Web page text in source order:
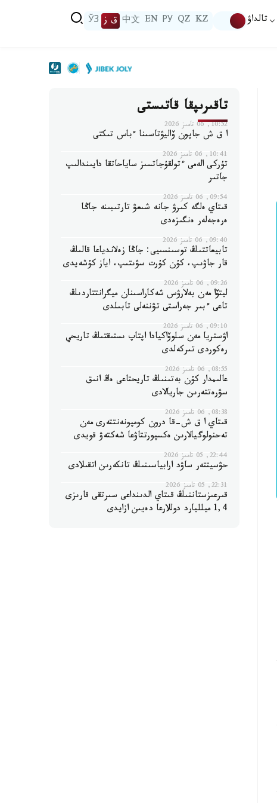
تالداۋ KZ
QZ
РУ
EN
中文 ق ز ЎЗ
تاقىرىپقا قاتىستى
10:52, 06 تامىز 2026
ا ق ش جاپون ۆاليۋتاسىنا ءباس تىكتى
10:41, 06 تامىز 2026
تۇركى الەمى ءتولقۇجاتسىز ساياحاتقا دايىندالىپ
جاتىر
09:54, 06 تامىز 2026
قىتاي ەلگە كىرۋ جانە شىعۋ تارتىبىنە جاڭا
ەرەجەلەر ەنگىزەدى
09:40, 06 تامىز 2026
تابيعاتتىڭ توسىنسىيى: جاڭا زەلاندياعا قالىڭ
قار جاۋىپ، كۇن كۇرت سۋىتىپ، اياز كۇشەيدى
09:26, 06 تامىز 2026
ليتۆا مەن بەلارۋس شەكاراسىنان ميگرانتتاردىڭ
تاعى ءبىر جەراستى تۋننەلى تابىلدى
09:10, 06 تامىز 2026
اۋستريا مەن سلوۆاكيادا اپتاپ ىستىقتىڭ تاريحي
رەكوردى تىركەلدى
08:55, 06 تامىز 2026
عالىمدار كۇن بەتىنىڭ تاريحتاعى ەڭ انىق
سۋرەتتەرىن جاريالادى
08:38, 06 تامىز 2026
قىتاي ا ق ش-قا درون كومپونەنتتەرى مەن
تەحنولوگيالارىن ەكسپورتتاۋعا شەكتەۋ قويدى
22:44, 05 تامىز 2026
حۋسيتتەر ساۋد ارابياسىنىڭ تانكەرىن اتقىلادى
22:31, 05 تامىز 2026
قىرعىزستاننىڭ قىتاي الدىنداعى سىرتقى قارىزى
1,4 ميلليارد دوللارعا دەيىن ازايدى